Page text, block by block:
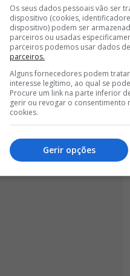
TITULAR DO BAYERN E É
COM O BENFICA PARA
< >
acabou por ser
um golo e três
no onze inicial.
Os seus dados pessoais vão ser
dispositivo (cookies,
dispositivo) podem ser
parceiros ou usadas
parceiros podemos usar dados
parceiros.
Alguns fornecedores podem
interesse legítimo, ao qual se
Procure um link na parte inferior
gerir ou revogar o consentimento
cookies.
Gerir opções